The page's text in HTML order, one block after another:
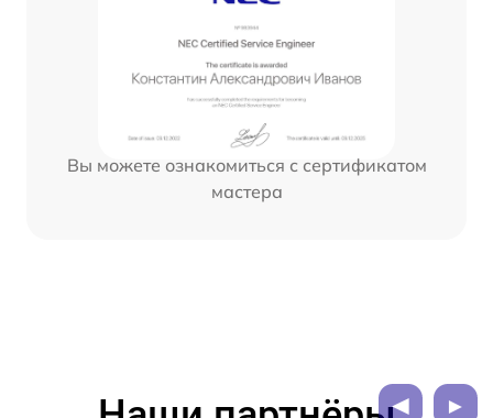
Вы можете ознакомиться с сертификатом
мастера